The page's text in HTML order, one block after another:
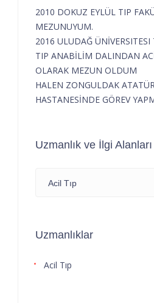
2010 DOKUZ EYLÜL TIP
MEZUNUYUM.
2016 ULUDAĞ ÜNİVERSITESI
TIP ANABİLİM DALINDAN
OLARAK MEZUN OLDUM
HALEN ZONGULDAK
HASTANESİNDE GÖREV
Uzmanlık ve İlgi Alanları
Acil Tıp
Uzmanlıklar
Acil Tıp